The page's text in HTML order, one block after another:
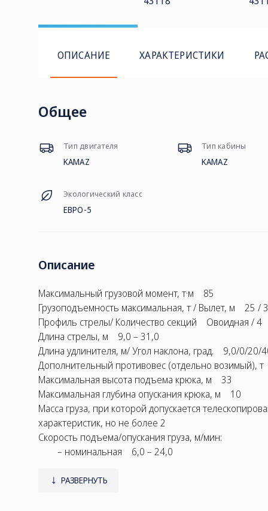
ОПИСАНИЕ ХАРАКТЕРИСТИКИ
Общее
Тип двигателя
KAMAZ
Тип кабины
KAMAZ
Экологический класс
ЕВРО-5
Описание
Максимальный грузовой момент, т·м 85
Грузоподъемность максимальная, т / Вылет, м 25 /
Профиль стрелы/ Количество секций Овоидная / 4
Длина стрелы, м 9,0 – 31,0
Длина удлинителя, м/ Угол наклона, град. 9,0/0/20/
Дополнительный противовес (отдельно возимый),
Максимальная высота подъема крюка, м 33
Максимальная глубина опускания крюка, м 10
Масса груза, при которой допускается
характеристик, но не более 2
Скорость подъема/опускания груза, м/мин:
– номинальная 6,0 – 24,0
Скорость посадки груза, м/мин 0,2 – 0,28
РАЗВЕРНУТЬ